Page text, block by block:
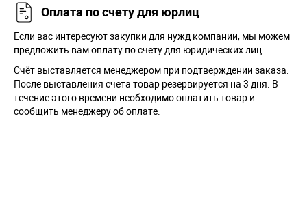
Оплата по счету для юрлиц
Если вас интересуют закупки для нужд компании, мы можем
предложить вам оплату по счету для юридических лиц.
Счёт выставляется менеджером при подтверждении заказа.
После выставления счета товар резервируется на 3 дня. В
течение этого времени необходимо оплатить товар и
сообщить менеджеру об оплате.